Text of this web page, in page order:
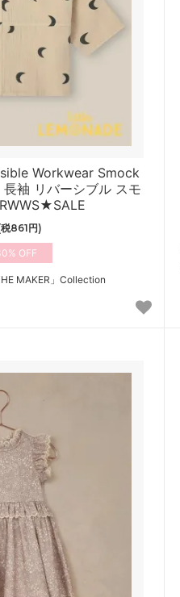
Workwear Smock
袖 リバーシブル スモ
861円)
MAKER」Collection